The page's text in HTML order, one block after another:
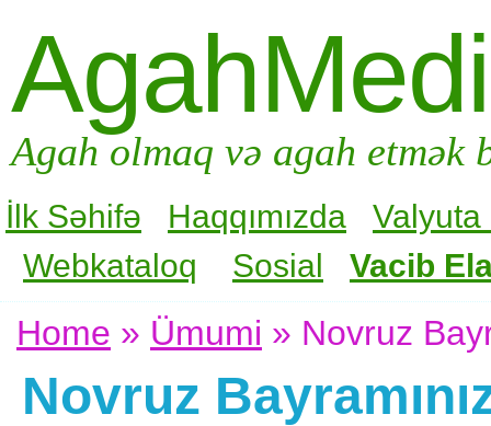
Agah olmaq və agah
İlk Səhifə Haqqımızda
Valyuta
Webkataloq
Sosial Vacib
Home » Ümumi » Novruz
Novruz